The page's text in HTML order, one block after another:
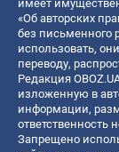
имеет
«Об авторских
без письменного
использовать,
переводу,
Редакция
изложенную в
информации,
ответственность
Запрещено